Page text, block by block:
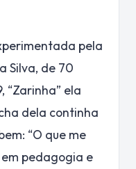
pela
Silva, de 70
“Zarinha” ela
dela continha
“O que me
pedagogia e